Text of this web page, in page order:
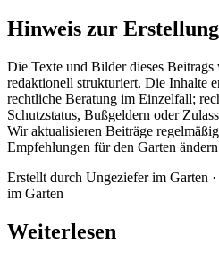
Hinweis zur Erstellung
Die Texte und Bilder dieses
redaktionell strukturiert. Die Inhalte
rechtliche Beratung im Einzelfall;
Schutzstatus, Bußgeldern oder
Wir aktualisieren Beiträge
Empfehlungen für den Garten
Erstellt durch Ungeziefer im Garten
im Garten
Weiterlesen